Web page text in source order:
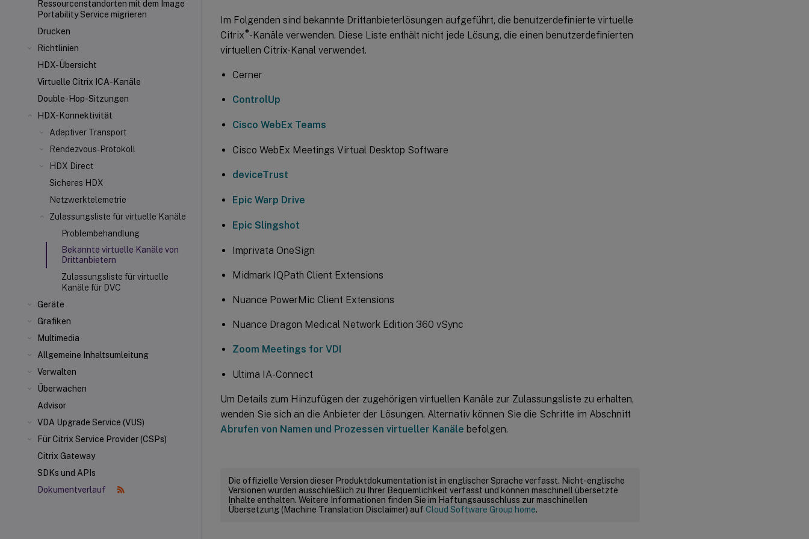
Ressourcenstandorten mit dem Image
Portability Service migrieren
Drucken
Richtlinien
HDX-Übersicht
Virtuelle Citrix ICA-Kanäle
Double-Hop-Sitzungen
HDX-Konnektivität
Adaptiver Transport
Rendezvous-Protokoll
HDX Direct
Sicheres HDX
Netzwerktelemetrie
Zulassungsliste für virtuelle Kanäle
Problembehandlung
Bekannte virtuelle Kanäle von
Drittanbietern
Zulassungsliste für virtuelle
Kanäle für DVC
Geräte
Grafiken
Multimedia
Allgemeine Inhaltsumleitung
Verwalten
Überwachen
Advisor
VDA Upgrade Service (VUS)
Für Citrix Service Provider (CSPs)
Citrix Gateway
SDKs und APIs
Dokumentverlauf
Im Folgenden sind bekannte Drittanbieterlösungen aufgeführt, die benutzerdefinierte virtuelle
Citrix®-Kanäle verwenden. Diese Liste enthält nicht jede Lösung, die einen benutzerdefinierten
virtuellen Citrix-Kanal verwendet.
Cerner
ControlUp
Cisco WebEx Teams
Cisco WebEx Meetings Virtual Desktop Software
deviceTrust
Epic Warp Drive
Epic Slingshot
Imprivata OneSign
Midmark IQPath Client Extensions
Nuance PowerMic Client Extensions
Nuance Dragon Medical Network Edition 360 vSync
Zoom Meetings for VDI
Ultima IA-Connect
Um Details zum Hinzufügen der zugehörigen virtuellen Kanäle zur Zulassungsliste zu erhalten,
wenden Sie sich an die Anbieter der Lösungen. Alternativ können Sie die Schritte im Abschnitt
Abrufen von Namen und Prozessen virtueller Kanäle befolgen.
Die offizielle Version dieser Produktdokumentation ist in englischer Sprache verfasst. Nicht-englische
Versionen wurden ausschließlich zu Ihrer Bequemlichkeit verfasst und können maschinell übersetzte
Inhalte enthalten. Weitere Informationen finden Sie im Haftungsausschluss zur maschinellen
Übersetzung (Machine Translation Disclaimer) auf Cloud Software Group home.